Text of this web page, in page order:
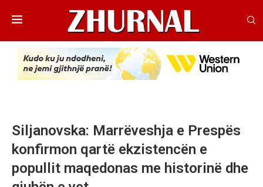
Siljanovska: Marrëveshja e Prespës
konfirmon qartë ekzistencën e
popullit maqedonas me historinë dhe